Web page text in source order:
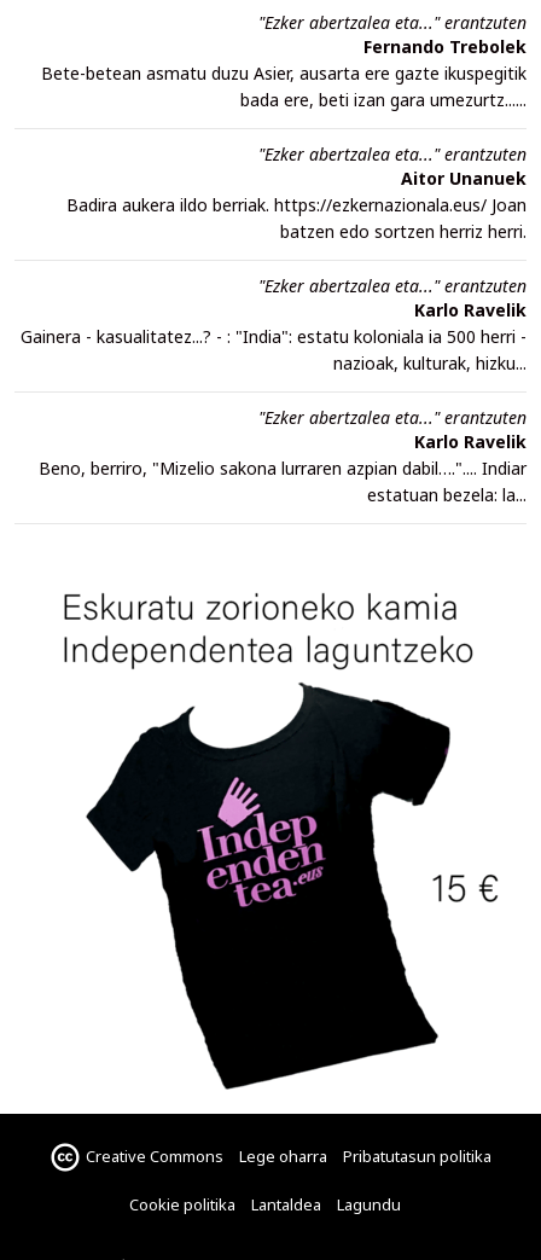
"Ezker abertzalea eta..." erantzuten
Fernando Trebolek
Bete-betean asmatu duzu Asier, ausarta ere gazte ikuspegitik
bada ere, beti izan gara umezurtz......
"Ezker abertzalea eta..." erantzuten
Aitor Unanuek
Badira aukera ildo berriak. https://ezkernazionala.eus/ Joan
batzen edo sortzen herriz herri.
"Ezker abertzalea eta..." erantzuten
Karlo Ravelik
Gainera - kasualitatez...? - : "India": estatu koloniala ia 500 herri -
nazioak, kulturak, hizku...
"Ezker abertzalea eta..." erantzuten
Karlo Ravelik
Beno, berriro, "Mizelio sakona lurraren azpian dabil….".... Indiar
estatuan bezela: la...
Creative Commons Lege oharra Pribatutasun politika
Cookie politika Lantaldea Lagundu